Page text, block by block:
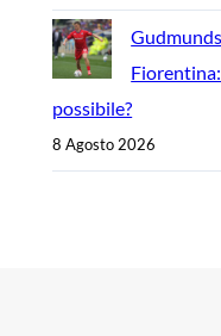
possibile?
8 Agosto 2026